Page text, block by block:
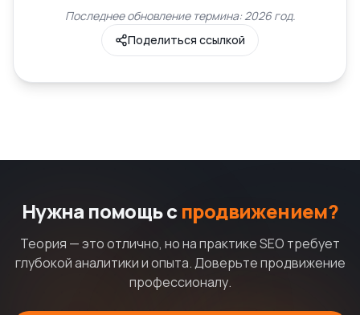
Последнее обновление термина: 2026 год.
Поделиться ссылкой
Нужна помощь с продвижением?
Теория — это отлично, но на практике SEO требует
глубокой аналитики и опыта. Доверьте продвижение
профессионалу.